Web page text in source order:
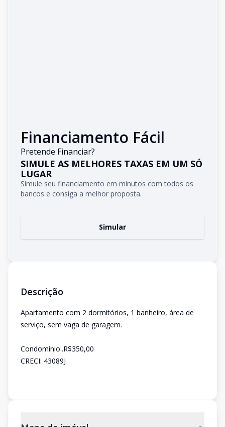
Financiamento Fácil
Pretende Financiar?
SIMULE AS MELHORES TAXAS EM UM SÓ
LUGAR
Simule seu financiamento em minutos com todos os
bancos e consiga a melhor proposta.
Simular
Descrição
Apartamento com 2 dormitórios, 1 banheiro, área de
serviço, sem vaga de garagem.
Condomínio:.R$350,00
CRECI: 43089J